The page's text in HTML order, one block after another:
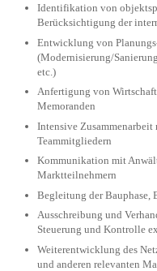
Identifikation von
Berücksichtigung der
Entwicklung von
(Modernisierung/
etc.)
Anfertigung von
Memoranden
Intensive
Teammitgliedern
Kommunikation mit
Marktteilnehmern
Begleitung der Bauphase,
Ausschreibung und
Steuerung und Kontrolle
Weiterentwicklung des
und anderen relevanten